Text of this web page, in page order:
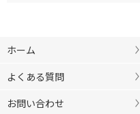
ホーム
よくある質問
お問い合わせ